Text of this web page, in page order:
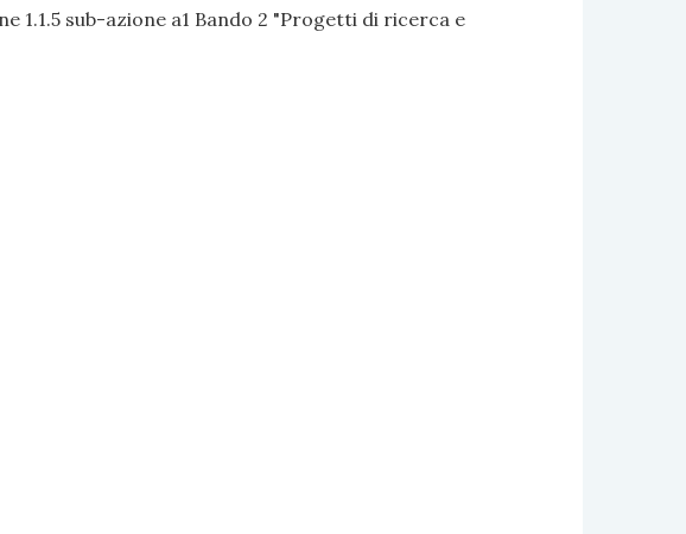
1.1.5 sub-azione a1 Bando 2 "Progetti di ricerca e